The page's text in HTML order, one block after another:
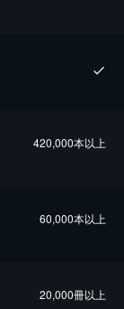
420,000本以上
60,000本以上
20,000冊以上